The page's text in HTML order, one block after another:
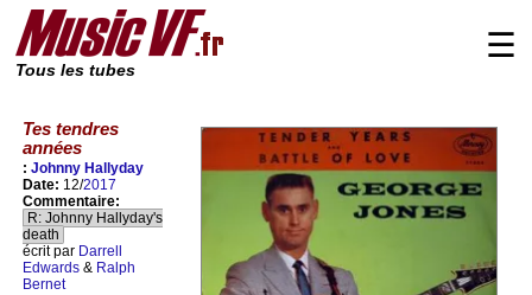
Tous les tubes
☰
Tes tendres
années
: Johnny Hallyday
Date: 12/2017
Commentaire:
R: Johnny Hallyday's
death
écrit par Darrell
Edwards & Ralph
Bernet